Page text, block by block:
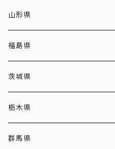
山形県
福島県
茨城県
栃木県
群馬県